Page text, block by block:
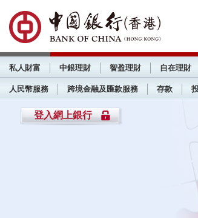
私人財富 中銀理財 智盈理財 自在理財
人民幣服務 跨境金融及匯款服務 存款
登入網上銀行